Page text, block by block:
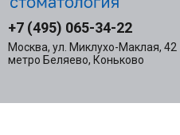
+7 (495) 065-34-22
Москва, ул. Миклухо-Маклая, 42
метро Беляево, Коньково